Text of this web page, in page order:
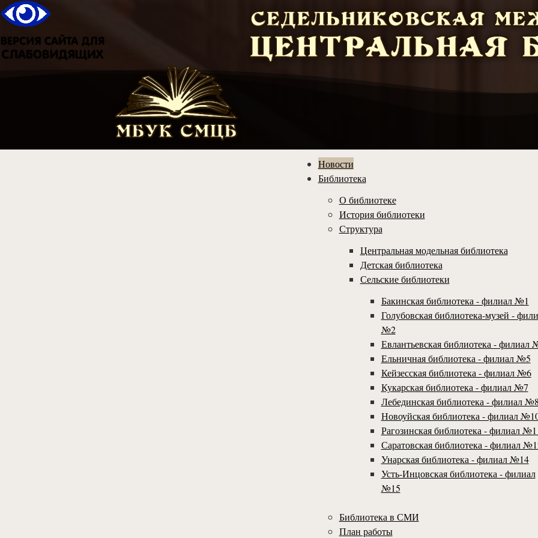
Новости
Библиотека
О библиотеке
История библиотеки
Структура
Центральная модельная библиотека
Детская библиотека
Сельские библиотеки
Бакинская библиотека - филиал №1
Голубовская библиотека-музей -
№2
Евлантьевская библиотека - филиал
Ельничная библиотека - филиал №5
Кейзесская библиотека - филиал №6
Кукарская библиотека - филиал №7
Лебединская библиотека - филиал №8
Новоуйская библиотека - филиал
Рагозинская библиотека - филиал
Саратовская библиотека - филиал
Унарская библиотека - филиал №14
Усть-Инцовская библиотека - филиал
№15
Библиотека в СМИ
План работы